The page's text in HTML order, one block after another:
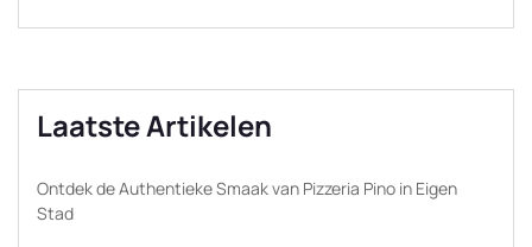
Laatste Artikelen
Ontdek de Authentieke Smaak van Pizzeria Pino in Eigen
Stad